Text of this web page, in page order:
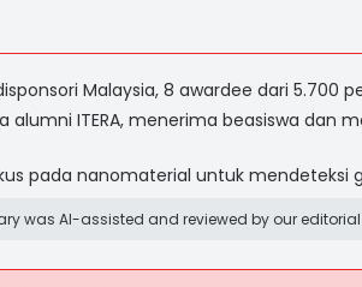
Malaysia, 8 awardee dari 5.700
alumni ITERA, menerima beasiswa dan
pada nanomaterial untuk mendeteksi
was AI-assisted and reviewed by our